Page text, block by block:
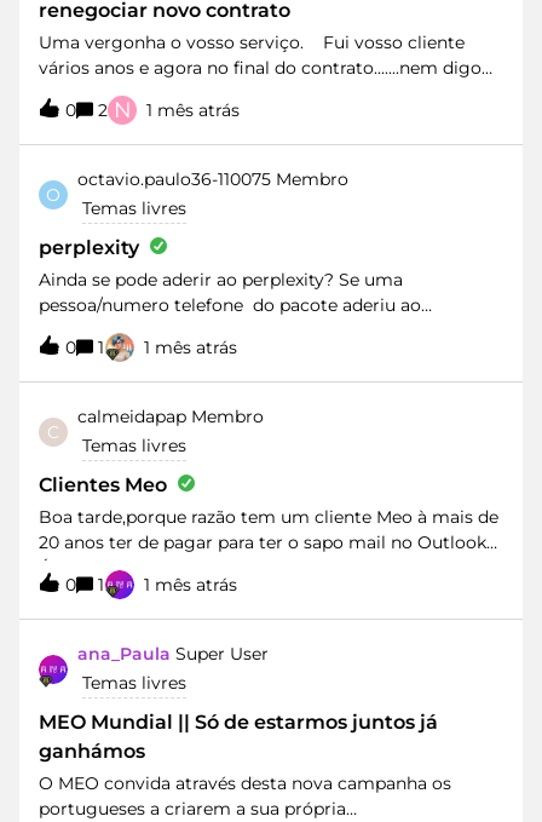
renegociar novo contrato
Uma vergonha o vosso serviço. Fui vosso cliente
vários anos e agora no final do contrato.......nem digo
nada.… Uma vergonha Sei que não vou seu ouvido mas
mesmo assim deixo o meu telefone no caso de "quem
manda" me queira contactar.Uma vergonha.
0 2 N 1 mês atrás
O
octavio.paulo36-110075 Membro
Temas livres
perplexity
Ainda se pode aderir ao perplexity? Se uma
pessoa/numero telefone do pacote aderiu ao
perplexity será que os outros tb o podem fazer?
0 1 1 mês atrás
C
calmeidapap Membro
Temas livres
Clientes Meo
Boa tarde,porque razão tem um cliente Meo à mais de
20 anos ter de pagar para ter o sapo mail no Outlook?
É um absurdo, deviam ter em consideração o facto de
quem é cliente Meo com TV+Internet+Telemóveis para
que lhes fosse facultado esse serviço como sempre foi,
gratuito.Espero muito sinceramente que tenham pelo
menos isso em consideração.CumptsCarlos Almeida
0 1 1 mês atrás
ana_Paula Super User
Temas livres
MEO Mundial || Só de estarmos juntos já
ganhámos
O MEO convida através desta nova campanha os
portugueses a criarem a sua própria